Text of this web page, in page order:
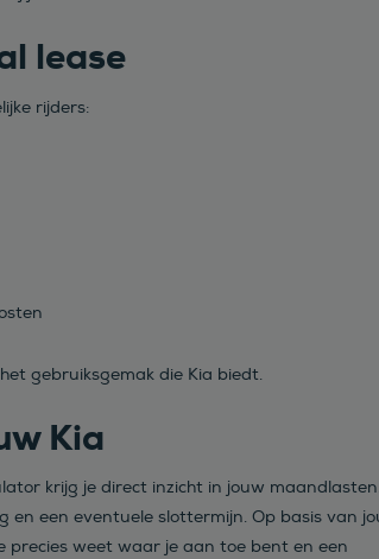
lease
rijders:
gebruiksgemak die Kia biedt.
Kia
krijg je direct inzicht in jouw
een eventuele slottermijn. Op basis van
precies weet waar je aan toe bent en een